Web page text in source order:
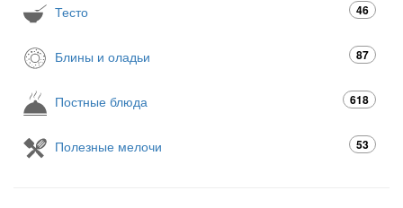
Тесто 46
Блины и оладьи 87
Постные блюда 618
Полезные мелочи 53